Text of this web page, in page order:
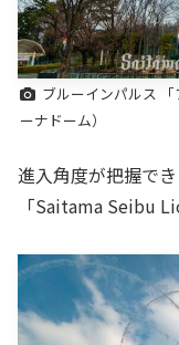
ブルーインパルス
ーナドーム）
進入角度が把握で
「Saitama Seibu